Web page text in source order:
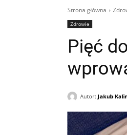
Strona główna
Zdrowie
Pięć
Autor: Jakub